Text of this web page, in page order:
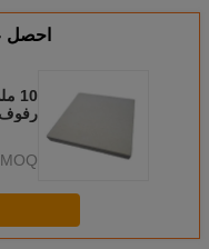
احصل
رفوف
MOQ：